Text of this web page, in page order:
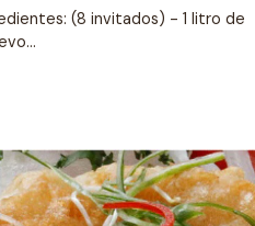
(8 invitados) - 1 litro de